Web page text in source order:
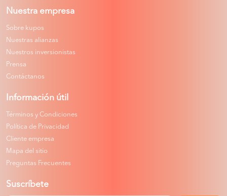
Nuestra empresa
Sobre kupos
Nuestras alianzas
Nuestros inversionistas
Prensa
Contáctanos
Información útil
Términos y Condiciones
Política de Privacidad
Cliente empresa
Mapa del sitio
Preguntas Frecuentes
Suscríbete